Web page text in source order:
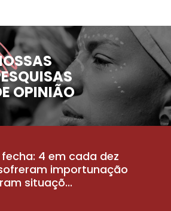
OPINIÃO
4 em cada dez
importunação
situaçõ...